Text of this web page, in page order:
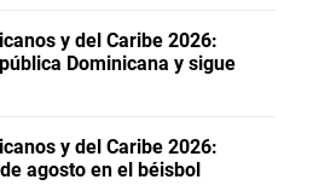
y del Caribe 2026:
Dominicana y sigue
y del Caribe 2026:
agosto en el béisbol